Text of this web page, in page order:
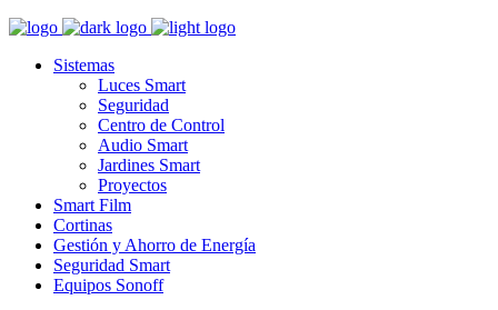
Sistemas
Luces Smart
Seguridad
Centro de Control
Audio Smart
Jardines Smart
Proyectos
Smart Film
Cortinas
Gestión y Ahorro de Energía
Seguridad Smart
Equipos Sonoff